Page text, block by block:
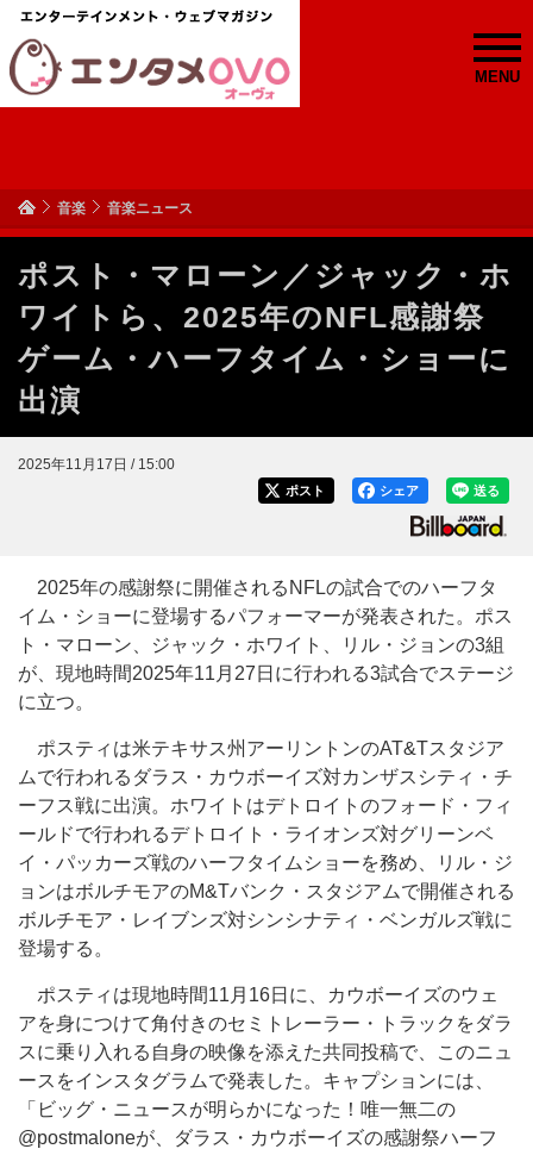
MENU
音楽 音楽ニュース
ポスト・マローン／ジャック・ホ
ワイトら、2025年のNFL感謝祭
ゲーム・ハーフタイム・ショーに
出演
2025年11月17日 / 15:00
送る
シェア
ポスト
2025年の感謝祭に開催されるNFLの試合でのハーフタ
イム・ショーに登場するパフォーマーが発表された。ポス
ト・マローン、ジャック・ホワイト、リル・ジョンの3組
が、現地時間2025年11月27日に行われる3試合でステージ
に立つ。
ポスティは米テキサス州アーリントンのAT&Tスタジア
ムで行われるダラス・カウボーイズ対カンザスシティ・チ
ーフス戦に出演。ホワイトはデトロイトのフォード・フィ
ールドで行われるデトロイト・ライオンズ対グリーンベ
イ・パッカーズ戦のハーフタイムショーを務め、リル・ジ
ョンはボルチモアのM&Tバンク・スタジアムで開催される
ボルチモア・レイブンズ対シンシナティ・ベンガルズ戦に
登場する。
ポスティは現地時間11月16日に、カウボーイズのウェ
アを身につけて角付きのセミトレーラー・トラックをダラ
スに乗り入れる自身の映像を添えた共同投稿で、このニュ
ースをインスタグラムで発表した。キャプションには、
「ビッグ・ニュースが明らかになった！唯一無二の
@postmaloneが、ダラス・カウボーイズの感謝祭ハーフ